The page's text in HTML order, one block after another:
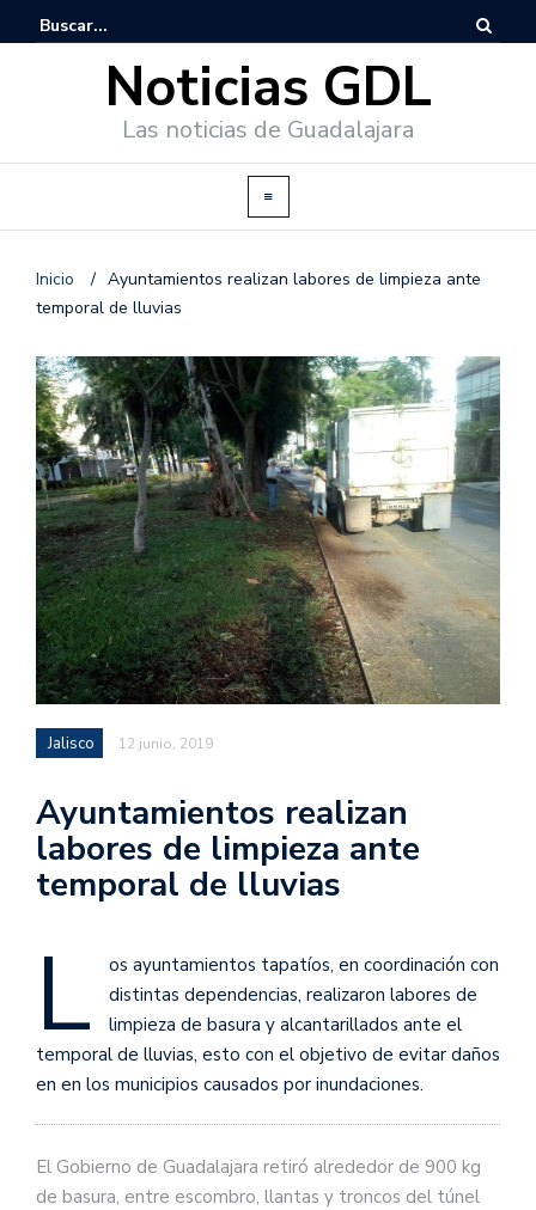
Noticias GDL
Las noticias de Guadalajara
Inicio / Ayuntamientos realizan labores de limpieza ante
temporal de lluvias
Jalisco 12 junio, 2019
Ayuntamientos realizan
labores de limpieza ante
temporal de lluvias
L
os ayuntamientos tapatíos, en coordinación con
distintas dependencias, realizaron labores de
limpieza de basura y alcantarillados ante el
temporal de lluvias, esto con el objetivo de evitar daños
en en los municipios causados por inundaciones.
El Gobierno de Guadalajara retiró alrededor de 900 kg
de basura, entre escombro, llantas y troncos del túnel